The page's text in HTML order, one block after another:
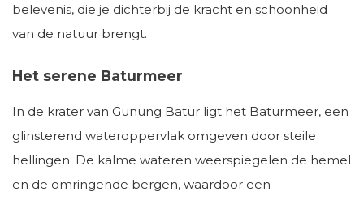
belevenis, die je dichterbij de kracht en schoonheid
van de natuur brengt.
Het serene Baturmeer
In de krater van Gunung Batur ligt het Baturmeer, een
glinsterend wateroppervlak omgeven door steile
hellingen. De kalme wateren weerspiegelen de hemel
en de omringende bergen, waardoor een